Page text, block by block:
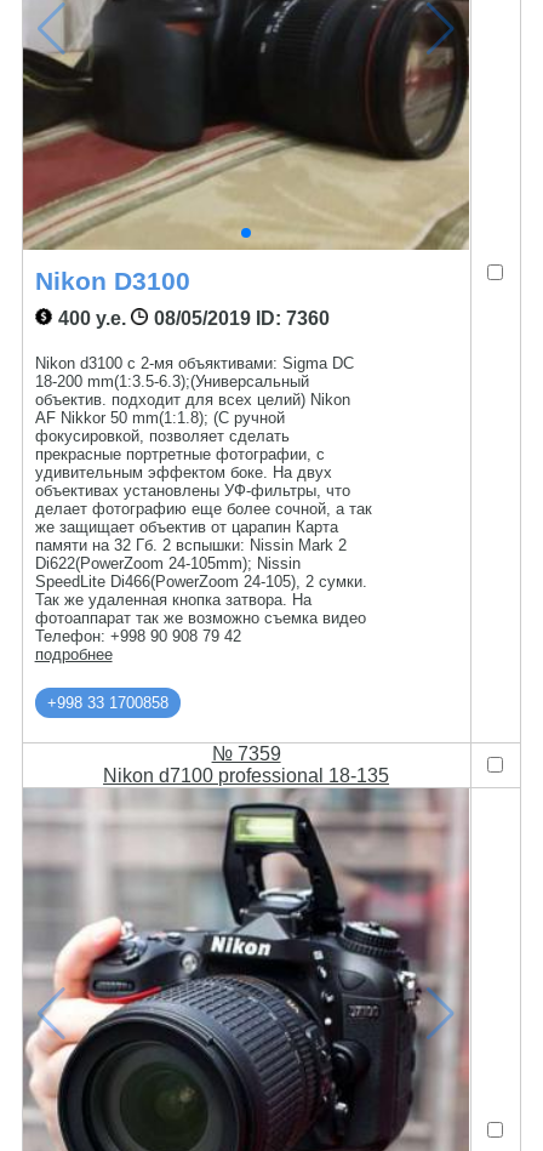
Nikon D3100
400 у.е. 08/05/2019ID: 7360
Nikon d3100 с 2-мя объяктивами: Sigma DC
18-200 mm(1:3.5-6.3);(Универсальный
объектив. подходит для всех целий) Nikon
AF Nikkor 50 mm(1:1.8); (С ручной
фокусировкой, позволяет сделать
прекрасные портретные фотографии, с
удивительным эффектом боке. На двух
объективах установлены УФ-фильтры, что
делает фотографию еще более сочной, а так
же защищает объектив от царапин Карта
памяти на 32 Гб. 2 вспышки: Nissin Mark 2
Di622(PowerZoom 24-105mm); Nissin
SpeedLite Di466(PowerZoom 24-105), 2 сумки.
Так же удаленная кнопка затвора. На
фотоаппарат так же возможно съемка видео
Телефон: +998 90 908 79 42
подробнее
+998 33 1700858
№ 7359
Nikon d7100 professional 18-135